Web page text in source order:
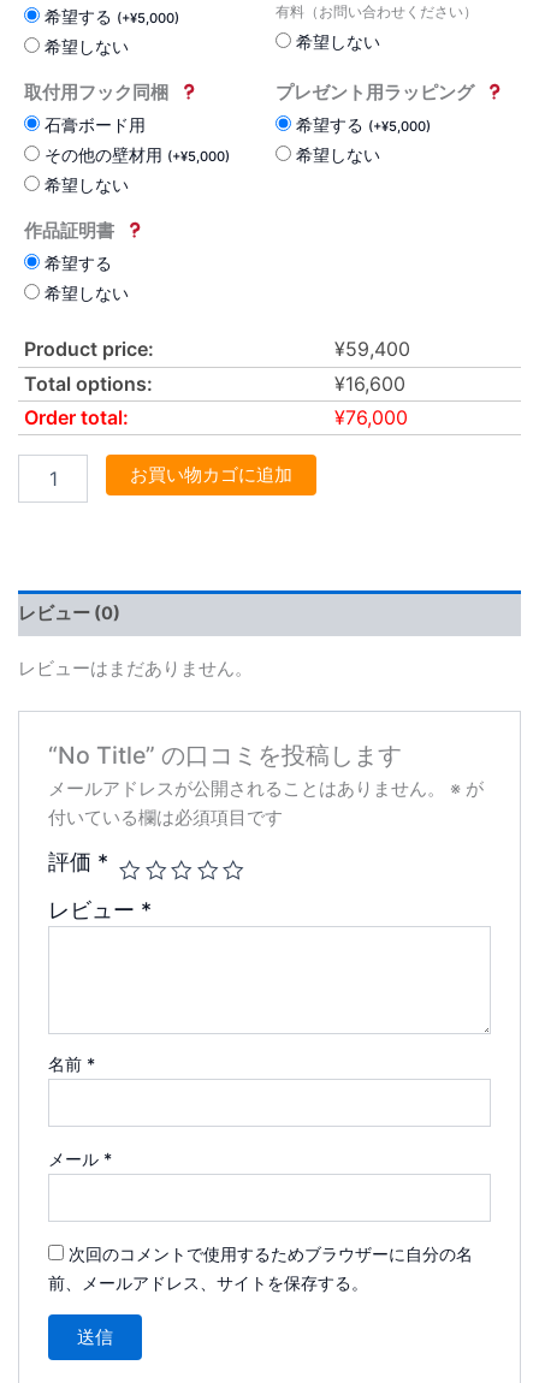
希望する (+¥5,000)
希望しない
有料（お問い合わせください）
希望しない
取付用フック同梱
石膏ボード用
その他の壁材用 (+¥5,000)
希望しない
プレゼント用ラッピング
希望する (+¥5,000)
希望しない
作品証明書
希望する
希望しない
Product price: ¥59,400
Total options:
¥16,600
Order total:
¥76,000
お買い物カゴに追加
レビュー (0)
レビューはまだありません。
“No Title” の口コミを投稿します
メールアドレスが公開されることはありません。 ※ が
付いている欄は必須項目です
評価 *
レビュー *
名前 *
メール *
次回のコメントで使用するためブラウザーに自分の名
前、メールアドレス、サイトを保存する。